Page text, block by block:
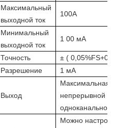
Максимальный
выходной ток
100А
Минимальный
выходной ток
1 00 мА
Точность ± (
Разрешение
1 мА
Выход
Максимальная
непрерывной
Можно